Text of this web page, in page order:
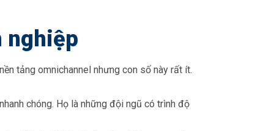
nghiệp
tảng omnichannel nhưng con số này rất ít.
chóng. Họ là những đội ngũ có trình độ